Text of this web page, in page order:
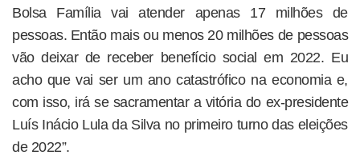
Bolsa Família vai atender apenas 17 milhões de
pessoas. Então mais ou menos 20 milhões de pessoas
vão deixar de receber benefício social em 2022. Eu
acho que vai ser um ano catastrófico na economia e,
com isso, irá se sacramentar a vitória do ex-presidente
Luís Inácio Lula da Silva no primeiro turno das eleições
de 2022”.